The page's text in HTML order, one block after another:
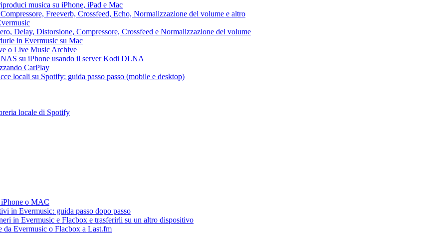
musica su iPhone, iPad e Mac
Freeverb, Crossfeed, Echo, Normalizzazione del volume e altro
Delay, Distorsione, Compressore, Crossfeed e Normalizzazione del volume
in Evermusic su Mac
o Live Music Archive
su iPhone usando il server Kodi DLNA
CarPlay
locali su Spotify: guida passo passo (mobile e desktop)
locale di Spotify
iPhone o MAC
in Evermusic: guida passo dopo passo
in Evermusic e Flacbox e trasferirli su un altro dispositivo
da Evermusic o Flacbox a Last.fm